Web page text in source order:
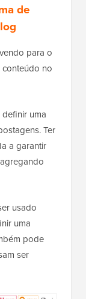
de
para o
no
uma
Ter
a garantir
usado
uma
pode
ser